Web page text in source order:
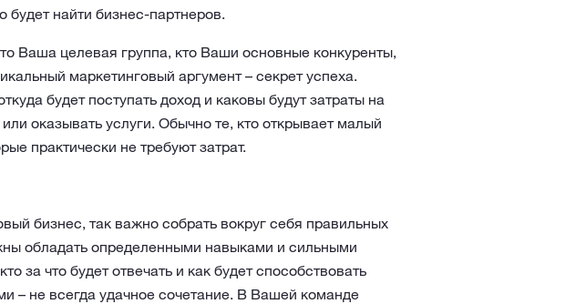
найти бизнес-партнеров.
Ваша целевая группа, кто Ваши основные конкуренты,
маркетинговый аргумент – секрет успеха.
будет поступать доход и каковы будут затраты на
оказывать услуги. Обычно те, кто открывает малый
практически не требуют затрат.
бизнес, так важно собрать вокруг себя правильных
обладать определенными навыками и сильными
за что будет отвечать и как будет способствовать
– не всегда удачное сочетание. В Вашей команде